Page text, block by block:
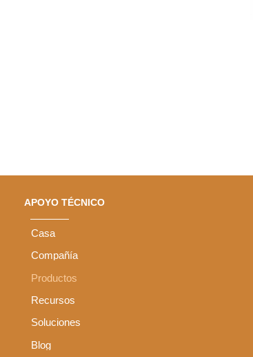
APOYO TÉCNICO
Casa
Compañía
Productos
Recursos
Soluciones
Blog